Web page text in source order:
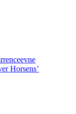
Horsens’